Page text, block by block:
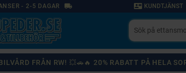
- 2-5 DAGAR local_shipping contact_mail KUNDTJÄNST
FRÅN RW! 💥🚗🔥 20% RABATT PÅ HELA